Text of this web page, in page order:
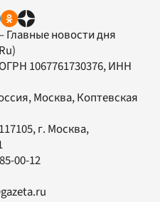
Главные новости дня
1067761730376, ИНН
Москва, Коптевская
117105, г. Москва,
00-12